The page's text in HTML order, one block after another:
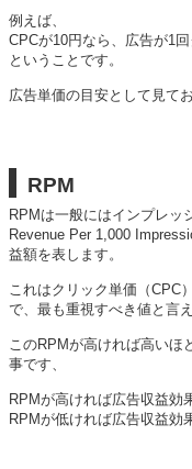
例えば、
CPCが10円なら、広告が1
ということです。
広告単価の目安として見て
RPM
RPMは一般にはインプレッ
Revenue Per 1,000
益額を表します。
これはクリック単価（CPC
で、最も重視すべき値と言え
このRPMが高ければ高いほ
事です、
RPMが高ければ広告収益効
RPMが低ければ広告収益効